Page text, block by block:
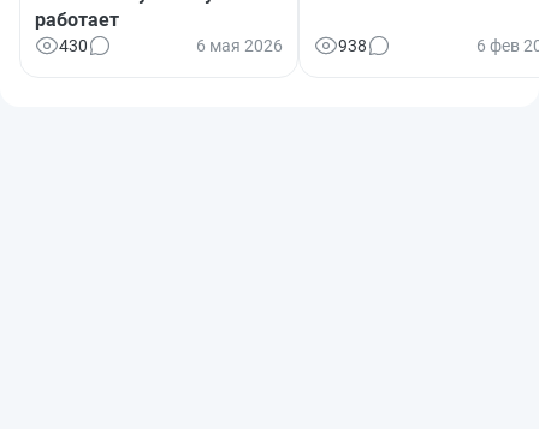
работает
430 6 мая 2026 938 6 фев